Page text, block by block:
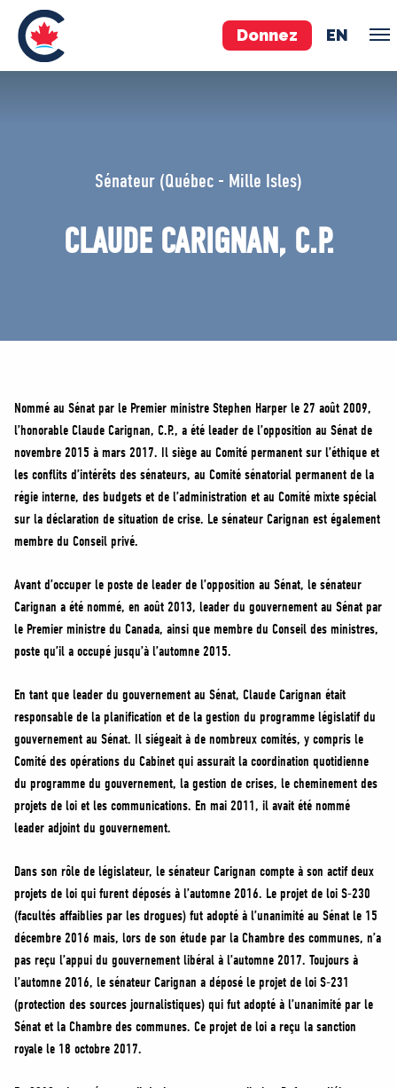
Donnez EN
Vos députés conservateurs
Exécutif national
MÉDIAS
BÉNÉVOLE
ADHÉREZ
BOUTIQUE
Sénateur (Québec - Mille Isles)
CLAUDE CARIGNAN, C.P.
Nommé au Sénat par le Premier ministre Stephen Harper le 27 août 2009,
l’honorable Claude Carignan, C.P., a été leader de l’opposition au Sénat de
novembre 2015 à mars 2017. Il siège au Comité permanent sur l’éthique et
les conflits d’intérêts des sénateurs, au Comité sénatorial permanent de la
régie interne, des budgets et de l’administration et au Comité mixte spécial
sur la déclaration de situation de crise. Le sénateur Carignan est également
membre du Conseil privé.
Avant d’occuper le poste de leader de l’opposition au Sénat, le sénateur
Carignan a été nommé, en août 2013, leader du gouvernement au Sénat par
le Premier ministre du Canada, ainsi que membre du Conseil des ministres,
poste qu’il a occupé jusqu’à l’automne 2015.
En tant que leader du gouvernement au Sénat, Claude Carignan était
responsable de la planification et de la gestion du programme législatif du
gouvernement au Sénat. Il siégeait à de nombreux comités, y compris le
Comité des opérations du Cabinet qui assurait la coordination quotidienne
du programme du gouvernement, la gestion de crises, le cheminement des
projets de loi et les communications. En mai 2011, il avait été nommé
leader adjoint du gouvernement.
Dans son rôle de législateur, le sénateur Carignan compte à son actif deux
projets de loi qui furent déposés à l’automne 2016. Le projet de loi S-230
(facultés affaiblies par les drogues) fut adopté à l’unanimité au Sénat le 15
décembre 2016 mais, lors de son étude par la Chambre des communes, n’a
pas reçu l’appui du gouvernement libéral à l’automne 2017. Toujours à
l’automne 2016, le sénateur Carignan a déposé le projet de loi S-231
(protection des sources journalistiques) qui fut adopté à l’unanimité par le
Sénat et la Chambre des communes. Ce projet de loi a reçu la sanction
royale le 18 octobre 2017.